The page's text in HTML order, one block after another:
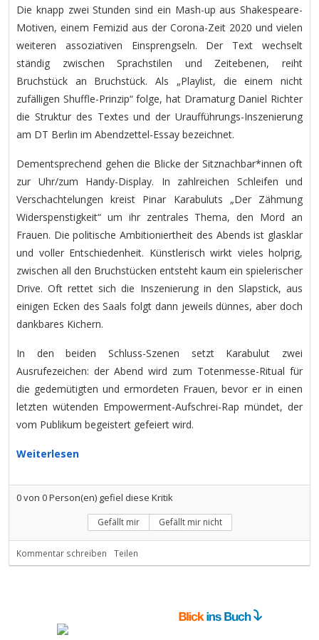
Die knapp zwei Stunden sind ein Mash-up aus Shakespeare-
Motiven, einem Femizid aus der Corona-Zeit 2020 und vielen
weiteren assoziativen Einsprengseln. Der Text wechselt
ständig zwischen Sprachstilen und Zeitebenen, reiht
Bruchstück an Bruchstück. Als „Playlist, die einem nicht
zufälligen Shuffle-Prinzip“ folge, hat Dramaturg Daniel Richter
die Struktur des Textes und der Uraufführungs-Inszenierung
am DT Berlin im Abendzettel-Essay bezeichnet.
Dementsprechend gehen die Blicke der Sitznachbar*innen oft
zur Uhr/zum Handy-Display. In zahlreichen Schleifen und
Verschachtelungen kreist Pinar Karabuluts „Der Zähmung
Widerspenstigkeit“ um ihr zentrales Thema, den Mord an
Frauen. Die politische Ambitioniertheit des Abends ist glasklar
und voller Entschiedenheit. Künstlerisch wirkt vieles holprig,
zwischen all den Bruchstücken entsteht kaum ein spielerischer
Drive. Oft rettet sich die Inszenierung in den Slapstick, aus
einigen Ecken des Saals folgt dann jeweils dünnes, aber doch
dankbares Kichern.
In den beiden Schluss-Szenen setzt Karabulut zwei
Ausrufezeichen: der Abend wird zum Totenmesse-Ritual für
die gedemütigten und ermordeten Frauen, bevor er in einen
letzten wütenden Empowerment-Aufschrei-Rap mündet, der
vom Publikum begeistert gefeiert wird.
Weiterlesen
0von 0Person(en) gefiel diese Kritik
Gefällt mir Gefällt mir nicht
Kommentar schreiben Teilen